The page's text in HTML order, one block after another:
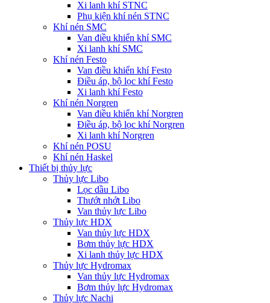
Xi lanh khí STNC
Phụ kiện khí nén STNC
Khí nén SMC
Van điều khiển khí SMC
Xi lanh khí SMC
Khí nén Festo
Van điều khiển khí Festo
Điều áp, bộ lọc khí Festo
Xi lanh khí Festo
Khí nén Norgren
Van điều khiển khí Norgren
Điều áp, bộ lọc khí Norgren
Xi lanh khí Norgren
Khí nén POSU
Khí nén Haskel
Thiết bị thủy lực
Thủy lực Libo
Lọc dầu Libo
Thướt nhớt Libo
Van thủy lực Libo
Thủy lực HDX
Van thủy lực HDX
Bơm thủy lực HDX
Xi lanh thủy lực HDX
Thủy lực Hydromax
Van thủy lực Hydromax
Bơm thủy lực Hydromax
Thủy lực Nachi